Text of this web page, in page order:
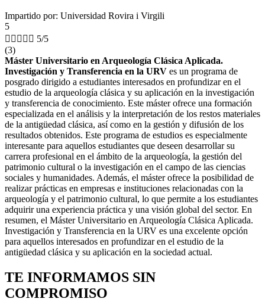
Impartido por: Universidad Rovira i Virgili
5
     5/5
(3)
Máster Universitario en Arqueología Clásica Aplicada.
Investigación y Transferencia en la URV es un programa de
posgrado dirigido a estudiantes interesados en profundizar en el
estudio de la arqueología clásica y su aplicación en la investigación
y transferencia de conocimiento. Este máster ofrece una formación
especializada en el análisis y la interpretación de los restos materiales
de la antigüedad clásica, así como en la gestión y difusión de los
resultados obtenidos. Este programa de estudios es especialmente
interesante para aquellos estudiantes que deseen desarrollar su
carrera profesional en el ámbito de la arqueología, la gestión del
patrimonio cultural o la investigación en el campo de las ciencias
sociales y humanidades. Además, el máster ofrece la posibilidad de
realizar prácticas en empresas e instituciones relacionadas con la
arqueología y el patrimonio cultural, lo que permite a los estudiantes
adquirir una experiencia práctica y una visión global del sector. En
resumen, el Máster Universitario en Arqueología Clásica Aplicada.
Investigación y Transferencia en la URV es una excelente opción
para aquellos interesados en profundizar en el estudio de la
antigüedad clásica y su aplicación en la sociedad actual.
TE INFORMAMOS SIN
COMPROMISO